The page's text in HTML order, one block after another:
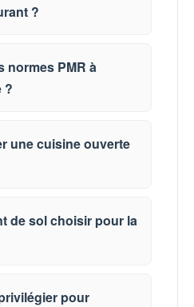
?
normes PMR à
?
une cuisine ouverte
de sol choisir pour la
pour